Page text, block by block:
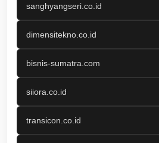
sanghyangseri.co.id
dimensitekno.co.id
bisnis-sumatra.com
siiora.co.id
transicon.co.id